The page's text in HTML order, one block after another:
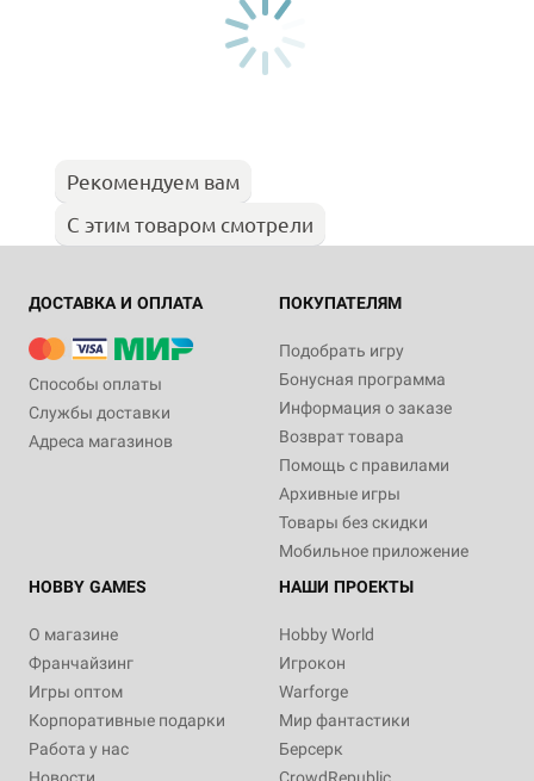
Рекомендуем вам
С этим товаром смотрели
ДОСТАВКА И ОПЛАТА
Способы оплаты
Службы доставки
Адреса магазинов
ПОКУПАТЕЛЯМ
Подобрать игру
Бонусная программа
Информация о заказе
Возврат товара
Помощь с правилами
Архивные игры
Товары без скидки
Мобильное приложение
HOBBY GAMES
О магазине
Франчайзинг
Игры оптом
Корпоративные подарки
Работа у нас
НАШИ ПРОЕКТЫ
Hobby World
Игрокон
Warforge
Мир фантастики
Берсерк